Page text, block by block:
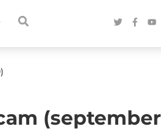
(september